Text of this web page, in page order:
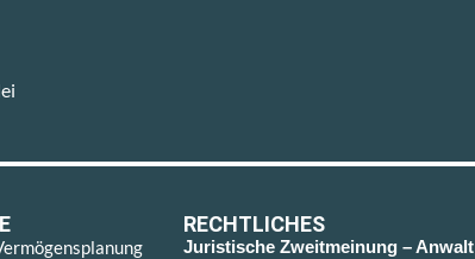
RECHTLICHES
Juristische Zweitmeinung – Anwalt